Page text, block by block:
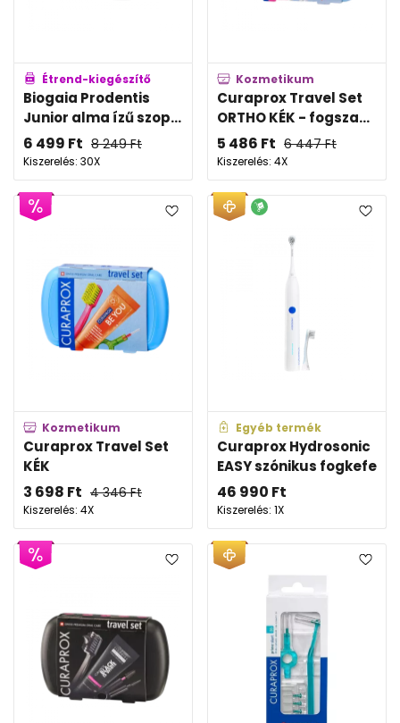
Étrend-kiegészítő
Biogaia Prodentis
Junior alma ízű szop...
6 499 Ft 8 249Ft
Kiszerelés: 30X
Kozmetikum
Curaprox Travel Set
ORTHO KÉK - fogsza...
5 486 Ft 6 447Ft
Kiszerelés: 4X
Kozmetikum
Curaprox Travel Set
KÉK
3 698 Ft 4 346Ft
Kiszerelés: 4X
Egyéb termék
Curaprox Hydrosonic
EASY szónikus fogkefe
46 990 Ft
Kiszerelés: 1X